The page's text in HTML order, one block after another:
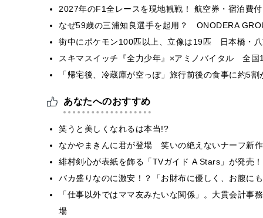
2027年のF1全レースを現地観戦！ 航空券・宿泊費
なぜ59歳の三浦知良選手を起用？ ONODERA
街中にポケモン100匹以上、立像は19匹 日本橋・
スキマスイッチ『全力少年』×アミノバイタル 全国
「帰宅後、冷蔵庫が空っぽ」旅行前後の食事に約5
あなたへのおすすめ
笑うと美しくなれるは本当!?
なかやまきんに君が登場 笑いの絶えないナーフ新
緋村剣心が表紙を飾る「TVガイド A Stars」が発売
バカ盛りなのに激安！？「お財布に優しく、お腹に
「仕事以外ではママ友みたいな関係」。大貫会計事
場